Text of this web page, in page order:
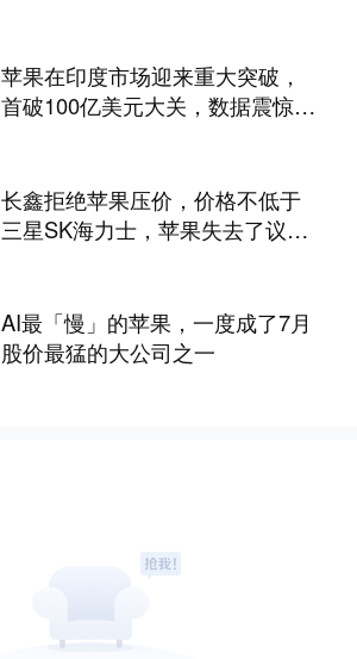
苹果在印度市场迎来重大突破，
首破100亿美元大关，数据震惊世
长鑫拒绝苹果压价，价格不低于
三星SK海力士，苹果失去了议价
AI最「慢」的苹果，一度成了7月
股价最猛的大公司之一